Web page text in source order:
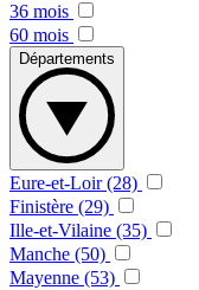
36 mois
60 mois
Départements
Eure-et-Loir (28)
Finistère (29)
Ille-et-Vilaine (35)
Manche (50)
Mayenne (53)